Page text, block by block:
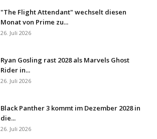
"The Flight Attendant" wechselt diesen
Monat von Prime zu...
26. Juli 2026
Ryan Gosling rast 2028 als Marvels Ghost
Rider in...
26. Juli 2026
Black Panther 3 kommt im Dezember 2028 in
die...
26. Juli 2026